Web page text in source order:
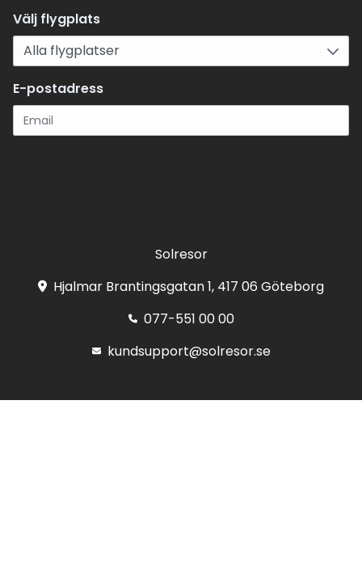
Välj flygplats
E-postadress
Solresor
Hjalmar Brantingsgatan 1, 417 06 Göteborg
077-551 00 00
kundsupport@solresor.se